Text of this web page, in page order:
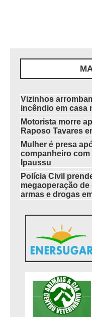
Vizinhos
incêndio em casa
Motorista morre
Raposo Tavares
Mulher é presa
companheiro com
Ipaussu
Polícia Civil
megaoperação
armas e drogas